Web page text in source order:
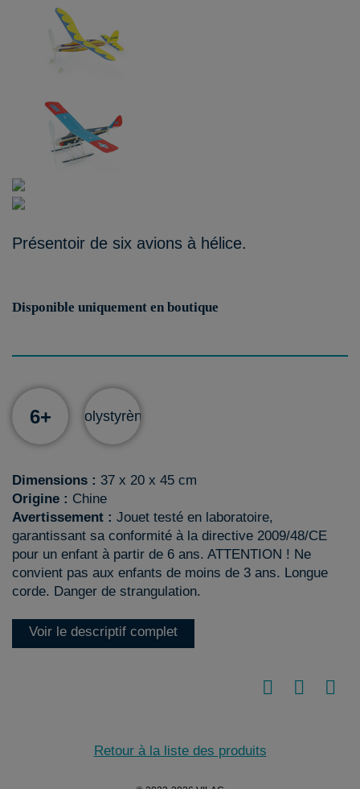
Présentoir de six avions à hélice.
Disponible uniquement en boutique
6+ Polystyrène
Dimensions : 37 x 20 x 45 cm
Origine : Chine
Avertissement : Jouet testé en laboratoire,
garantissant sa conformité à la directive 2009/48/CE
pour un enfant à partir de 6 ans. ATTENTION ! Ne
convient pas aux enfants de moins de 3 ans. Longue
corde. Danger de strangulation.
Voir le descriptif complet
Retour à la liste des produits